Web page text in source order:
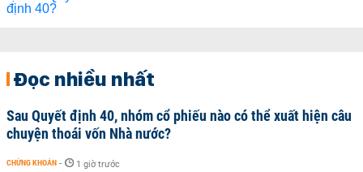
Đọc nhiều nhất
Sau Quyết định 40, nhóm cổ phiếu nào có thể xuất hiện câu
chuyện thoái vốn Nhà nước?
CHỨNG KHOÁN - 1 giờ trước